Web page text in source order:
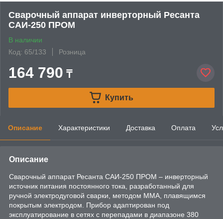
Сварочный аппарат инверторный Ресанта
САИ-250 ПРОМ
В наличии
Код: 65/133
Розница
164 790 ₸
Купить
Описание Характеристики Доставка Оплата
Описание
Сварочный аппарат Ресанта САИ-250 ПРОМ – инверторный
источник питания постоянного тока, разработанный для
ручной электродуговой сварки, методом ММА, плавящимся
покрытым электродом. Прибор адаптирован под
эксплуатирование в сетях с перепадами в диапазоне 380